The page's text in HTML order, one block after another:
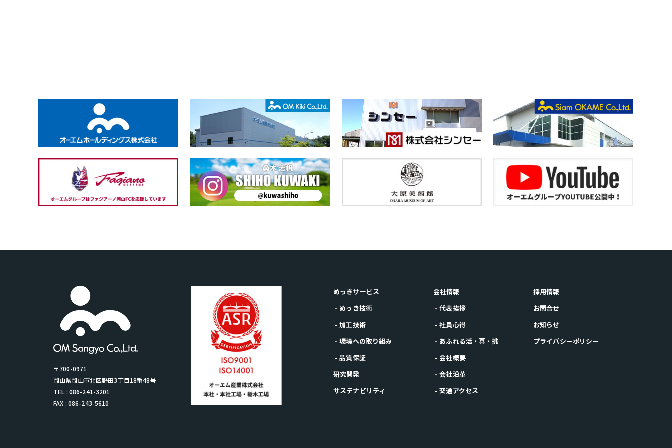
〒700-0971
岡山県岡山市北区野田3丁目18番48号
TEL : 086-241-3201
FAX : 086-243-5610
めっきサービス
- めっき技術
- 加工技術
- 環境への取り組み
- 品質保証
研究開発
サステナビリティ
会社情報
- 代表挨拶
- 社員心得
- あふれる活・喜・挑
- 会社概要
- 会社沿革
- 交通アクセス
採用情報
お問合せ
お知らせ
プライバシーポリシー